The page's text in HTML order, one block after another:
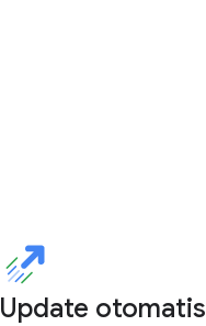
Update otomatis